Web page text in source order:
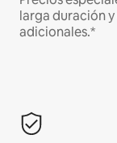
larga duración
adicionales.*